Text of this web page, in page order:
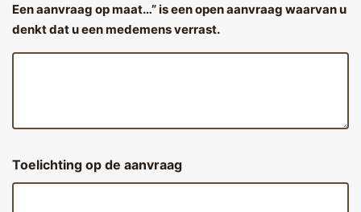
Een aanvraag op maat…” is een open aanvraag waarvan u
denkt dat u een medemens verrast.
Toelichting op de aanvraag